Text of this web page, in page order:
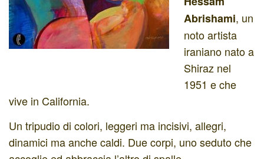
Abrishami, un
noto artista
iraniano nato a
Shiraz nel
1951 e che
vive in California.
Un tripudio di colori, leggeri ma incisivi, allegri,
dinamici ma anche caldi. Due corpi, uno seduto che